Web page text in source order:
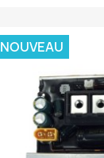
NOUVEAU